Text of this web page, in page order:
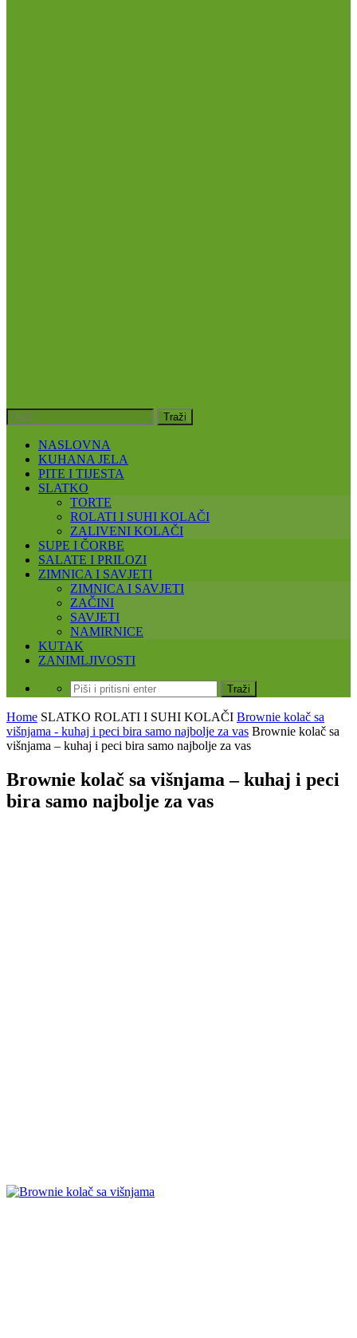
NASLOVNA
KUHANA JELA
PITE I TIJESTA
SLATKO
TORTE
ROLATI I SUHI KOLAČI
ZALIVENI KOLAČI
SUPE I ČORBE
SALATE I PRILOZI
ZIMNICA I SAVJETI
ZIMNICA I SAVJETI
ZAČINI
SAVJETI
NAMIRNICE
KUTAK
ZANIMLJIVOSTI
Home SLATKO ROLATI I SUHI KOLAČI Brownie kolač sa
višnjama - kuhaj i peci bira samo najbolje za vas Brownie kolač sa
višnjama – kuhaj i peci bira samo najbolje za vas
Brownie kolač sa višnjama – kuhaj i peci
bira samo najbolje za vas